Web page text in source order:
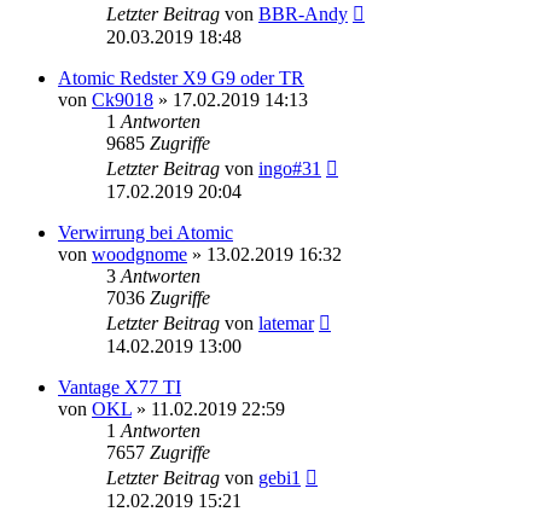
Letzter Beitrag von BBR-Andy
20.03.2019 18:48
Atomic Redster X9 G9 oder TR
von Ck9018 » 17.02.2019 14:13
1 Antworten
9685 Zugriffe
Letzter Beitrag von ingo#31
17.02.2019 20:04
Verwirrung bei Atomic
von woodgnome » 13.02.2019 16:32
3 Antworten
7036 Zugriffe
Letzter Beitrag von latemar
14.02.2019 13:00
Vantage X77 TI
von OKL » 11.02.2019 22:59
1 Antworten
7657 Zugriffe
Letzter Beitrag von gebi1
12.02.2019 15:21